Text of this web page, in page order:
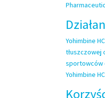
Yohimbine
tłuszczowej
sportowców
Yohimbine